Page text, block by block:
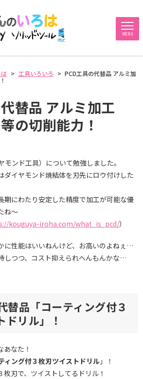
MENU
> 工具いろいろ > PCD工具の代替品 アルミ加
替品 アルミ加工
の切削能力！
モンド工具）について勉強しました。
ダイヤモンド焼結体を刃先にロウ付けした
期にわたり安定した精度で加工が可能な優
ね～
kouguya-iroha.com/what_is_pcd/）
に性能はいいねんけど、お高いのよねぇ…
しつつ、コスト抑えられへんもんかな…
替品「コーティング付３
ドリル」！
あなた！
ィング付３枚刃ツイストドリル 」！
枚刃で、ツイストしてるドリル！